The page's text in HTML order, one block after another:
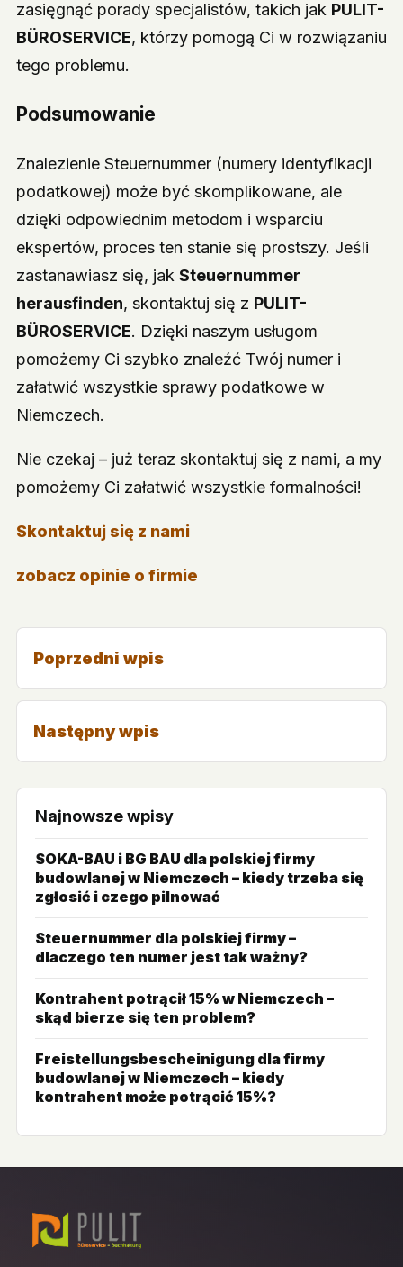
zasięgnąć porady specjalistów, takich jak PULIT-
BÜROSERVICE, którzy pomogą Ci w rozwiązaniu
tego problemu.
Podsumowanie
Znalezienie Steuernummer (numery identyfikacji
podatkowej) może być skomplikowane, ale
dzięki odpowiednim metodom i wsparciu
ekspertów, proces ten stanie się prostszy. Jeśli
zastanawiasz się, jak Steuernummer
herausfinden, skontaktuj się z PULIT-
BÜROSERVICE. Dzięki naszym usługom
pomożemy Ci szybko znaleźć Twój numer i
załatwić wszystkie sprawy podatkowe w
Niemczech.
Nie czekaj – już teraz skontaktuj się z nami, a my
pomożemy Ci załatwić wszystkie formalności!
Skontaktuj się z nami
zobacz opinie o firmie
Poprzedni wpis
Następny wpis
Najnowsze wpisy
SOKA-BAU i BG BAU dla polskiej firmy
budowlanej w Niemczech – kiedy trzeba się
zgłosić i czego pilnować
Steuernummer dla polskiej firmy –
dlaczego ten numer jest tak ważny?
Kontrahent potrącił 15% w Niemczech –
skąd bierze się ten problem?
Freistellungsbescheinigung dla firmy
budowlanej w Niemczech – kiedy
kontrahent może potrącić 15%?